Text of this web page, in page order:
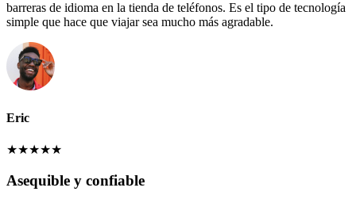
barreras de idioma en la tienda de teléfonos. Es el tipo de tecnología
simple que hace que viajar sea mucho más agradable.
Eric
★★★★★
Asequible y confiable